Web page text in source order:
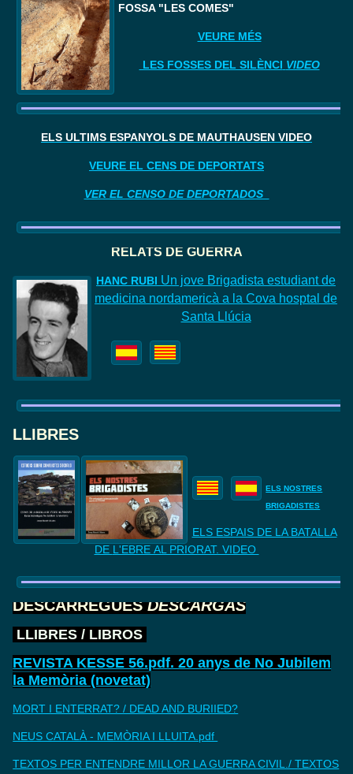
FOSSA "LES COMES"
VEURE MÉS
LES FOSSES DEL SILÈNCI VIDEO
ELS ÚLTIMS ESPANYOLS DE MAUTHAUSEN VIDEO
VEURE EL CENS DE DEPORTATS
VER EL CENSO DE DEPORTADOS
RELATS DE GUERRA
HANC RUBI Un jove Brigadista estudiant de
medicina nordamericà a la Cova hosptal de
Santa Llúcia
LLIBRES
ELS NOSTRES
BRIGADISTES
ELS ESPAIS DE LA BATALLA
DE L'EBRE AL PRIORAT. VIDEO
DESCARREGUESDESCARGAS
LLIBRES / LIBROS
REVISTA KESSE 56.pdf. 20 anys de No Jubilem
la Memòria (novetat)
MORT I ENTERRAT? / DEAD AND BURIIED?
NEUS CATALÀ - MEMÒRIA I LLUITA.pdf
TEXTOS PER ENTENDRE MILLOR LA GUERRA CIVIL./ TEXTOS